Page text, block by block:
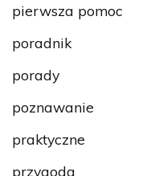
pierwsza pomoc
poradnik
porady
poznawanie
praktyczne
przygoda